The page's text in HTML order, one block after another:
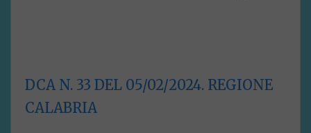
DCA N. 33 DEL 05/02/2024. REGIONE
CALABRIA